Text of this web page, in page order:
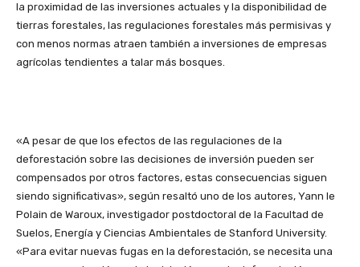
la proximidad de las inversiones actuales y la disponibilidad de
tierras forestales, las regulaciones forestales más permisivas y
con menos normas atraen también a inversiones de empresas
agrícolas tendientes a talar más bosques.
«A pesar de que los efectos de las regulaciones de la
deforestación sobre las decisiones de inversión pueden ser
compensados por otros factores, estas consecuencias siguen
siendo significativas», según resaltó uno de los autores, Yann le
Polain de Waroux, investigador postdoctoral de la Facultad de
Suelos, Energía y Ciencias Ambientales de Stanford University.
«Para evitar nuevas fugas en la deforestación, se necesita una